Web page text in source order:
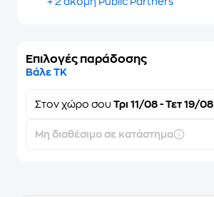
Επιλογές παράδοσης
Βάλε ΤΚ
Στον χώρο σου Τρι 11/08 - Τετ 19/08
Μη διαθέσιμο σε κατάστημα